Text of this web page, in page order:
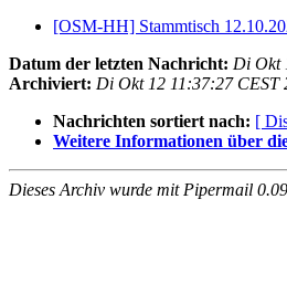
[OSM-HH] Stammtisch
Datum der letzten Nachricht: Di Okt
Archiviert: Di Okt 12 11:37:27 CEST
Nachrichten sortiert nach: [
Weitere Informationen über
Dieses Archiv wurde mit Pipermail